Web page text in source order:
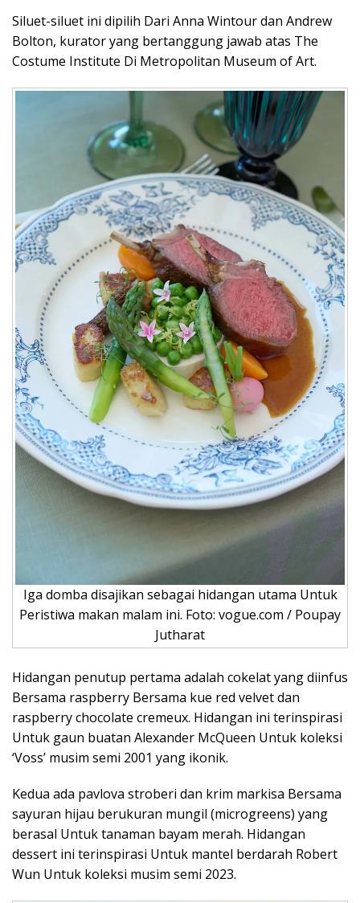
Siluet-siluet ini dipilih Dari Anna Wintour dan Andrew
Bolton, kurator yang bertanggung jawab atas The
Costume Institute Di Metropolitan Museum of Art.
Iga domba disajikan sebagai hidangan utama Untuk
Peristiwa makan malam ini. Foto: vogue.com / Poupay
Jutharat
Hidangan penutup pertama adalah cokelat yang diinfus
Bersama raspberry Bersama kue red velvet dan
raspberry chocolate cremeux. Hidangan ini terinspirasi
Untuk gaun buatan Alexander McQueen Untuk koleksi
‘Voss’ musim semi 2001 yang ikonik.
Kedua ada pavlova stroberi dan krim markisa Bersama
sayuran hijau berukuran mungil (microgreens) yang
berasal Untuk tanaman bayam merah. Hidangan
dessert ini terinspirasi Untuk mantel berdarah Robert
Wun Untuk koleksi musim semi 2023.